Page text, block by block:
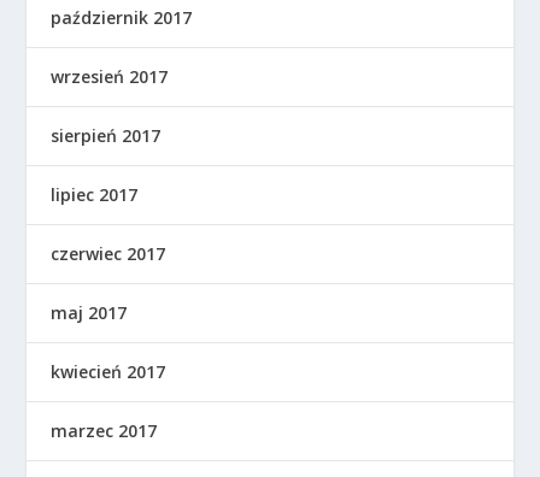
październik 2017
wrzesień 2017
sierpień 2017
lipiec 2017
czerwiec 2017
maj 2017
kwiecień 2017
marzec 2017